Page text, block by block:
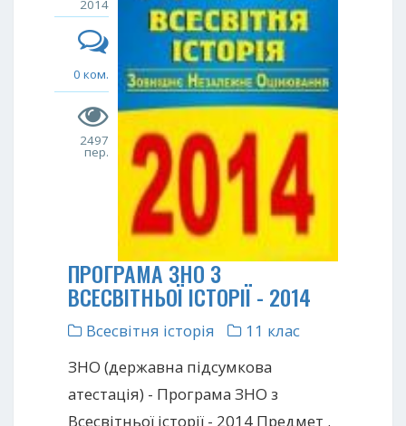
2014
0 ком.
2497
пер.
ПРОГРАМА ЗНО З
ВСЕСВІТНЬОЇ ІСТОРІЇ - 2014
Всесвітня історія
11 клас
ЗНО (державна підсумкова
атестація) - Програма ЗНО з
Всесвітньої історії - 2014 Предмет .